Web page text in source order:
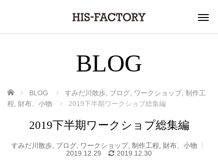
BLOG
ホーム BLOG すみだ川散歩 ブログ ワークショップ, 制作工
程
財布、小物 2019下半期ワークショプ総集編
2019下半期ワークショプ総集編
すみだ川散歩, ブログ, ワークショップ, 制作工程
財布、小物
2019.12.29
2019.12.30